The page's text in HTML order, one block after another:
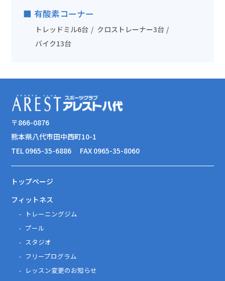
有酸素コーナー
トレッドミル6台
クロストレーナー3台
バイク13台
〒866-0876
熊本県八代市田中西町10-1
TEL 0965-35-6886
FAX 0965-35-8060
トップページ
フィットネス
トレーニングジム
プール
スタジオ
フリープログラム
レッスン変更のお知らせ